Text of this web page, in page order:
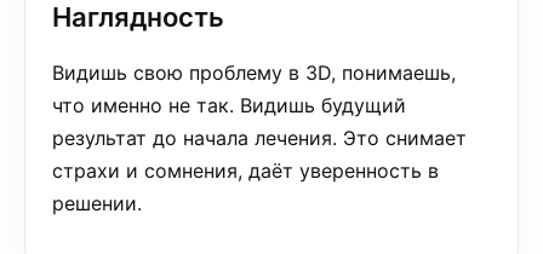
Наглядность
Видишь свою проблему в 3D, понимаешь,
что именно не так. Видишь будущий
результат до начала лечения. Это снимает
страхи и сомнения, даёт уверенность в
решении.